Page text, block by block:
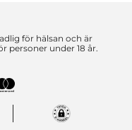
för hälsan och är
personer under 18 år.